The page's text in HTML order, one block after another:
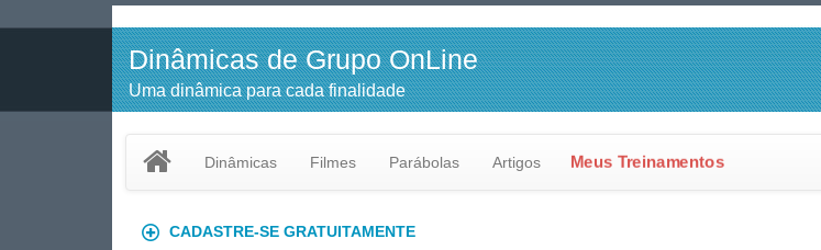
Dinâmicas de Grupo OnLine
Uma dinâmica para cada finalidade
Dinâmicas Filmes Parábolas Artigos Meus Treinamentos
CADASTRE-SE GRATUITAMENTE